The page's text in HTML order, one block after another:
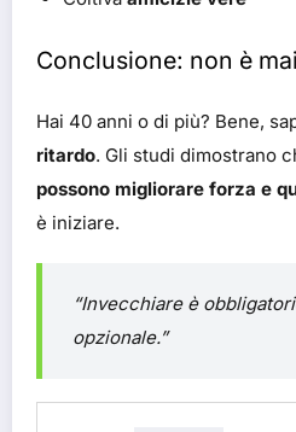
Conclusione: non è
Hai 40 anni o di più? Bene,
ritardo. Gli studi dimostrano
possono migliorare forza e
è iniziare.
“Invecchiare è
opzionale.”